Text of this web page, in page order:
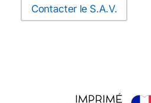
Contacter le S.A.V.